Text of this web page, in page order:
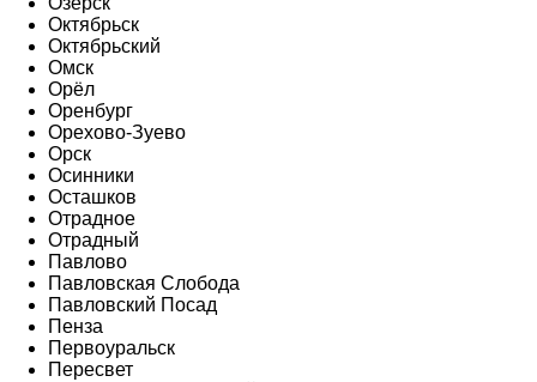
Октябрьск
Октябрьский
Омск
Орёл
Оренбург
Орехово-Зуево
Орск
Осинники
Осташков
Отрадное
Отрадный
Павлово
Павловская Слобода
Павловский Посад
Пенза
Первоуральск
Пересвет